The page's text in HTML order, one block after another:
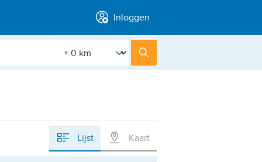
Inloggen
[Straal]
Lijst Kaart